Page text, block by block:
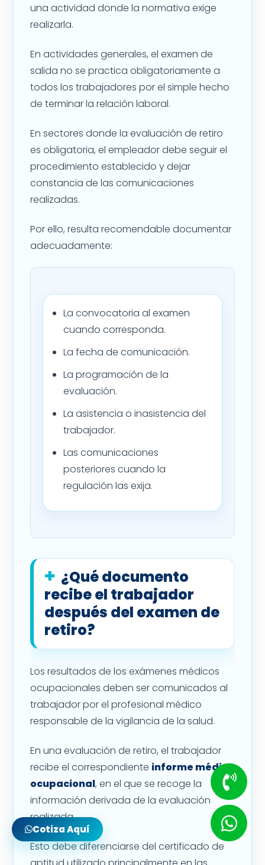
una actividad donde la normativa exige
realizarla.
En actividades generales, el examen de
salida no se practica obligatoriamente a
todos los trabajadores por el simple hecho
de terminar la relación laboral.
En sectores donde la evaluación de retiro
es obligatoria, el empleador debe seguir el
procedimiento establecido y dejar
constancia de las comunicaciones
realizadas.
Por ello, resulta recomendable documentar
adecuadamente:
La convocatoria al examen
cuando corresponda.
La fecha de comunicación.
La programación de la
evaluación.
La asistencia o inasistencia del
trabajador.
Las comunicaciones
posteriores cuando la
regulación las exija.
¿Qué documento
recibe el trabajador
después del examen de
retiro?
Los resultados de los exámenes médicos
ocupacionales deben ser comunicados al
trabajador por el profesional médico
responsable de la vigilancia de la salud.
En una evaluación de retiro, el trabajador
recibe el correspondiente informe médico
ocupacional, en el que se recoge la
información derivada de la evaluación
realizada.
Esto debe diferenciarse del certificado de
Cotiza Aquí